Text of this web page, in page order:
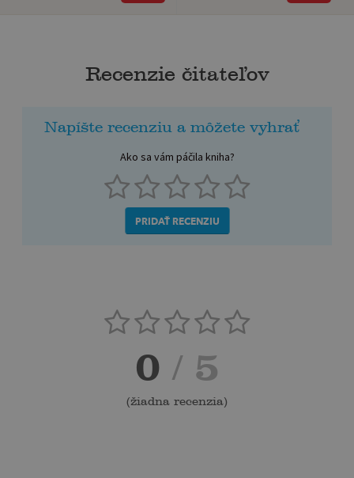
Recenzie čitateľov
Napíšte recenziu a môžete vyhrať
Ako sa vám páčila kniha?
PRIDAŤ RECENZIU
0 / 5
(žiadna recenzia)